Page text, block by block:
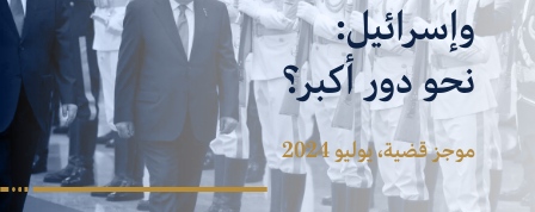
وإسرائيل:
نحو دور أكبر؟
موجز قضية، يوليو 2024